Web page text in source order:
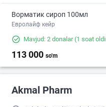
Ворматик сироп 100мл
Евролайф кейр
Mavjud: 2 donalar(1 soat
113 000 so'm
Akmal Pharm